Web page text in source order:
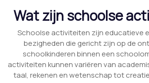
Wat zijn schoolse
Schoolse activiteiten zijn educatieve
bezigheden die gericht zijn op de
schoolkinderen binnen een
activiteiten kunnen variëren van
taal, rekenen en wetenschap tot